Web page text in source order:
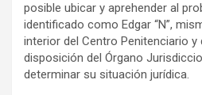
posible ubicar y aprehender al
identificado como Edgar “N”,
interior del Centro Penitenciario y
disposición del Órgano
determinar su situación jurídica.